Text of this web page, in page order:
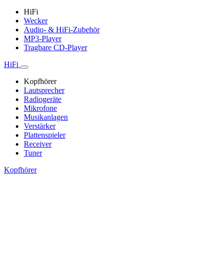
HiFi
Wecker
Audio- & HiFi-Zubehör
MP3-Player
Tragbare CD-Player
HiFi
Kopfhörer
Lautsprecher
Radiogeräte
Mikrofone
Musikanlagen
Verstärker
Plattenspieler
Receiver
Tuner
Kopfhörer